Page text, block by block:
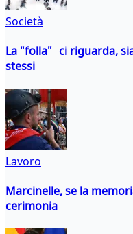
Società
La "folla" ci riguarda,
stessi
Lavoro
Marcinelle, se la
cerimonia